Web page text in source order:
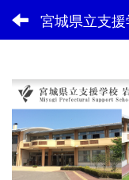
宮城県立支